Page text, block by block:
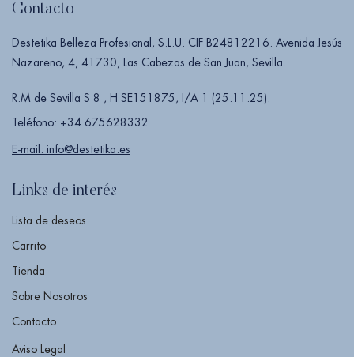
Contacto
Destetika Belleza Profesional, S.L.U. CIF B24812216. Avenida Jesús
Nazareno, 4, 41730, Las Cabezas de San Juan, Sevilla.
R.M de Sevilla S 8 , H SE151875, I/A 1 (25.11.25).
Teléfono: +34 675628332
E-mail: info@destetika.es
Links de interés
Lista de deseos
Carrito
Tienda
Sobre Nosotros
Contacto
Aviso Legal